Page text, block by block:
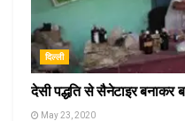
दिल्ली
देसी पद्धति से सैनेटाइर बनाकर
May 23, 2020